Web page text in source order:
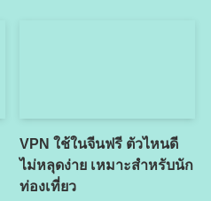
VPN ใช้ในจีนฟรี ตัวไหนดี
ไม่หลุดง่าย เหมาะสำหรับนัก
ท่องเที่ยว